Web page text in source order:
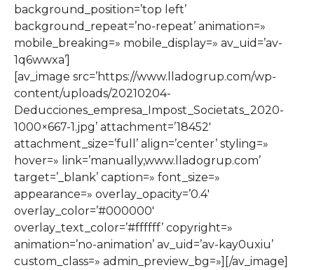
background_position=’top left’
background_repeat=’no-repeat’ animation=»
mobile_breaking=» mobile_display=» av_uid=’av-
1q6wwxa’]
[av_image src=’https://www.lladogrup.com/wp-
content/uploads/20210204-
Deducciones_empresa_Impost_Societats_2020-
1000×667-1.jpg’ attachment=’18452′
attachment_size=’full’ align=’center’ styling=»
hover=» link=’manually,www.lladogrup.com’
target=’_blank’ caption=» font_size=»
appearance=» overlay_opacity=’0.4′
overlay_color=’#000000′
overlay_text_color=’#ffffff’ copyright=»
animation=’no-animation’ av_uid=’av-kay0uxiu’
custom_class=» admin_preview_bg=»][/av_image]